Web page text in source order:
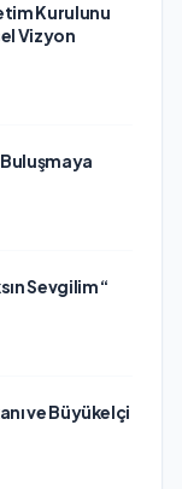
Kurulunu
Vizyon
Sevgilim “
ve Büyükelçi